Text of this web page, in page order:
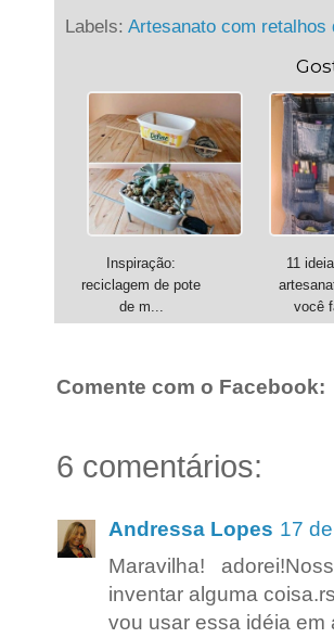
Labels: Artesanato com retalhos
Inspiração:
reciclagem de pote
de m...
11
você
Comente com o Facebook:
6 comentários:
Andressa Lopes 17
Maravilha!
inventar alguma
vou usar essa idéia em